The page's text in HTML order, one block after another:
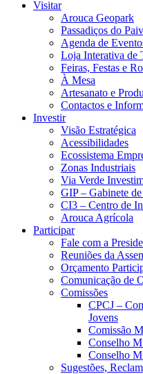
Visitar
Arouca Geopark
Passadiços do
Agenda de
Loja Interativa de
Feiras, Festas e
À Mesa
Artesanato e
Contactos e
Investir
Visão Estratégica
Acessibilidades
Ecossistema
Zonas Industriais
Via Verde
GIP – Gabinete
CI3 – Centro de
Arouca Agrícola
Participar
Fale com a
Reuniões da
Orçamento
Comunicação de
Comissões
CPCJ –
Jovens
Comissão
Conselho
Conselho
Sugestões,